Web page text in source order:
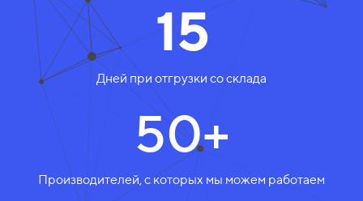
15
Дней при отгрузки со склада
50+
Производителей, с которых мы можем работаем